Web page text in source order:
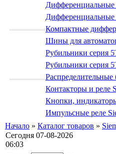
Дифференциальные
Дифференциальные
Компактные
Шины для
Рубильники серия
Рубильники серия
Контакторы и реле
Кнопки,
Импульсные реле
Начало » Каталог товаров »
Сегодня 07-08-2026
06:03